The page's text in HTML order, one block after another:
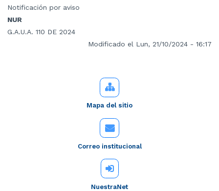
Notificación por aviso
NUR
G.A.U.A. 110 DE 2024
Modificado el Lun, 21/10/2024 - 16:17
Mapa del sitio
Correo institucional
NuestraNet